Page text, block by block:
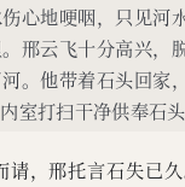
心地哽咽，只见河
邢云飞十分高兴，
。他带着石头回家
室打扫干净供奉石头
请，邢托言石失已